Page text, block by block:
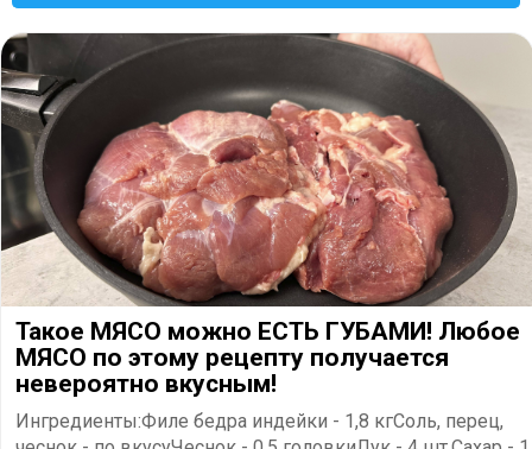
Такое МЯСО можно ЕСТЬ ГУБАМИ! Любое
МЯСО по этому рецепту получается
невероятно вкусным!
Ингредиенты:Филе бедра индейки - 1,8 кгСоль, перец,